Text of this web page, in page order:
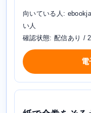
向いている人:
い人
確認状態: 配信あり /
電